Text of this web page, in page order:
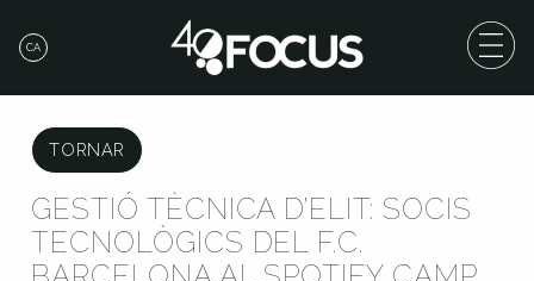
CA
TORNAR
GESTIÓ TÈCNICA D’ELIT: SOCIS
TECNOLÒGICS DEL F.C.